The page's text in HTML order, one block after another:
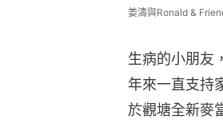
姜濤與Ronald &
生病的小朋友
年來一直支持
於觀塘全新麥